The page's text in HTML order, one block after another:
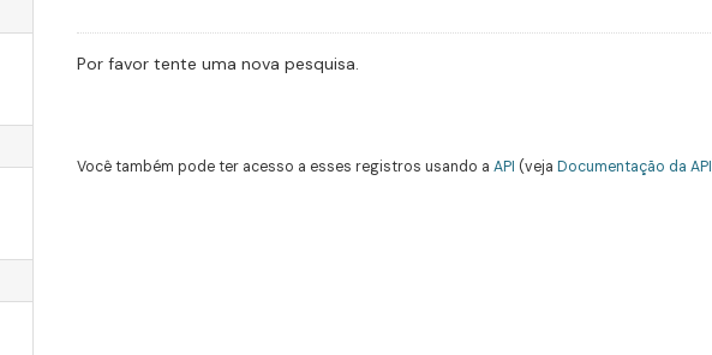
Por favor tente uma nova pesquisa.
Você também pode ter acesso a esses registros usando a API (veja Documentação da API